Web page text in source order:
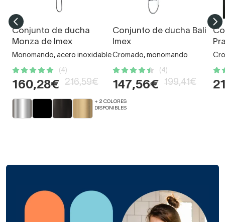
Conjunto de ducha
Monza de Imex
Monomando, acero inoxidable
(4)
160,28€ 216,59€
+ 2 COLORES
DISPONIBLES
Conjunto de ducha Bali
Imex
Cromado, monomando
(4)
147,56€ 199,41€